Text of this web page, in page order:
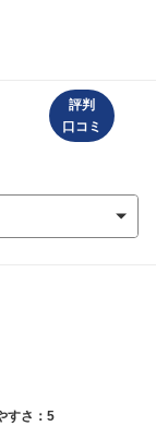
評判
口コミ
すさ：5